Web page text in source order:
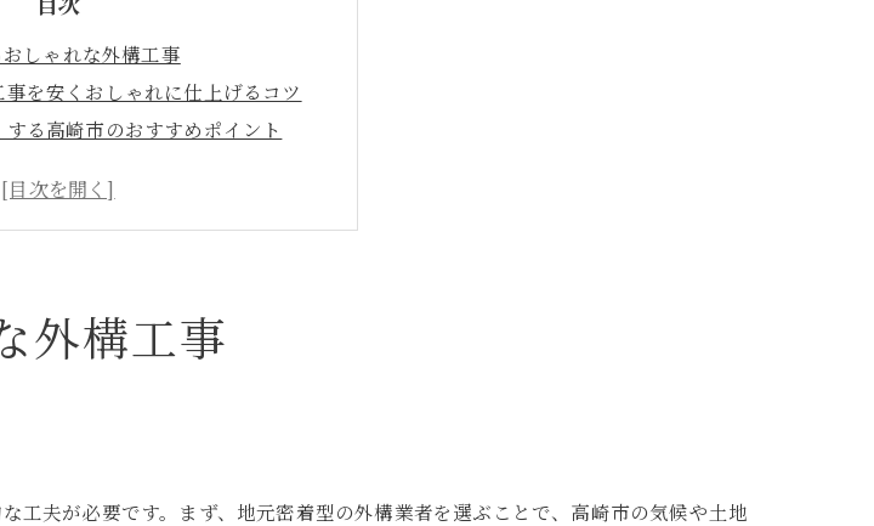
しゃれな外構工事
を安くおしゃれに仕上げるコツ
る高崎市のおすすめポイント
構工事とデザイン事例紹介
れなガーデニングデザインの工夫
崎市らしさを演出するポイント
で使えるガーデンデザイン事例
崎市のコツと実例
外構工事
工夫が必要です。まず、地元密着型の外構業者を選ぶことで、高崎市の気候や土地